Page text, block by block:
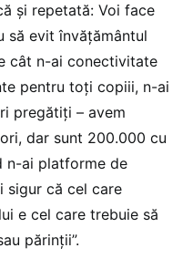
și repetată: Voi face
să evit învățământul
cât n-ai conectivitate
pentru toți copiii, n-ai
pregătiți – avem
dar sunt 200.000 cu
n-ai platforme de
sigur că cel care
e cel care trebuie să
părinții”.